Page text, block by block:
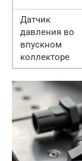
Датчик
давления во
впускном
коллекторе